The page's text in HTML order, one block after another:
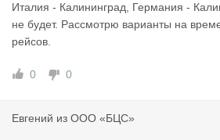
Италия - Калининград, Германия -
не будет. Рассмотрю варианты на
рейсов.
0 0
Евгений из ООО «БЦС»